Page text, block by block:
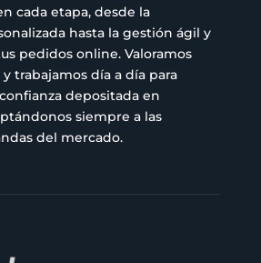
cada etapa, desde la
hasta la gestión ágil y
pedidos online. Valoramos
trabajamos día a día para
depositada en
siempre a las
del mercado.